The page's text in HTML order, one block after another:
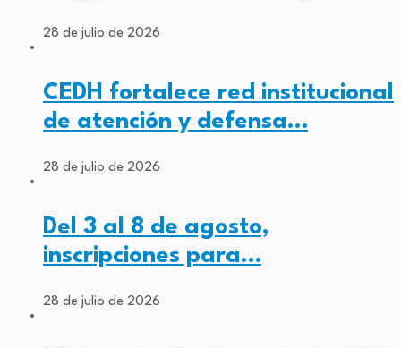
28 de julio de 2026
CEDH fortalece red institucional
de atención y defensa…
28 de julio de 2026
Del 3 al 8 de agosto,
inscripciones para…
28 de julio de 2026